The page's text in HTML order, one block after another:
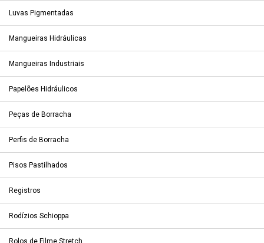
Luvas Pigmentadas
Mangueiras Hidráulicas
Mangueiras Industriais
Papelões Hidráulicos
Peças de Borracha
Perfis de Borracha
Pisos Pastilhados
Registros
Rodízios Schioppa
Rolos de Filme Stretch